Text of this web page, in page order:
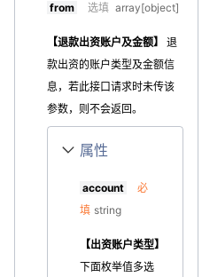
from 选填 array[object]
【退款出资账户及金额】
退
款出资的账户类型及金额信
息，若此接口请求时未传该
参数，则不会返回。
属性
account
必
填 string
【出资账户类型】
下面枚举值多选